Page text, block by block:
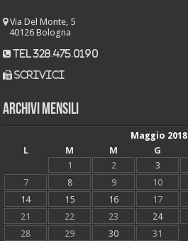
Via Del Monte, 5
40126 Bologna
tel 328.475.0190
scrivici
Archivi mensili
Maggio 2018
L
M M G
1
2 3
7
8 9 10
14
15 16 17
21
22 23 24
28
29 30
31